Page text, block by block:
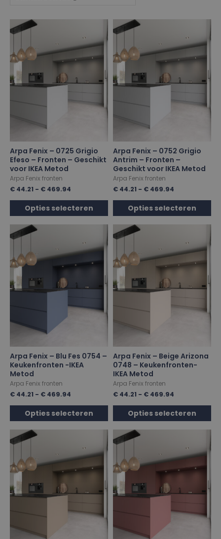
Arpa Fenix – 0725 Grigio
Efeso – Fronten – Geschikt
voor IKEA Metod
Arpa Fenix fronten
€ 44.21 - € 469.94
Opties selecteren
Arpa Fenix – 0752 Grigio
Antrim – Fronten –
Geschikt voor IKEA Metod
Arpa Fenix fronten
€ 44.21 - € 469.94
Opties selecteren
Arpa Fenix – Blu Fes 0754 –
Keukenfronten -IKEA
Metod
Arpa Fenix fronten
€ 44.21 - € 469.94
Opties selecteren
Arpa Fenix – Beige Arizona
0748 – Keukenfronten-
IKEA Metod
Arpa Fenix fronten
€ 44.21 - € 469.94
Opties selecteren